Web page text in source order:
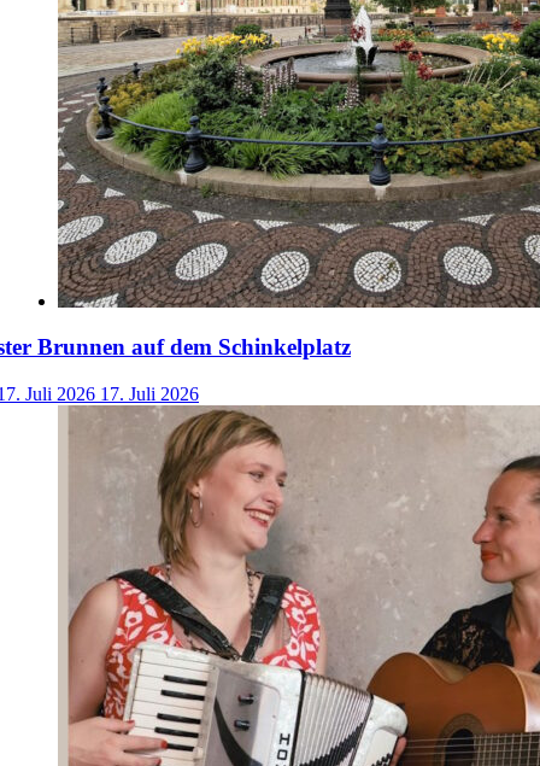
Brunnen auf dem Schinkelplatz
Juli 2026 17. Juli 2026